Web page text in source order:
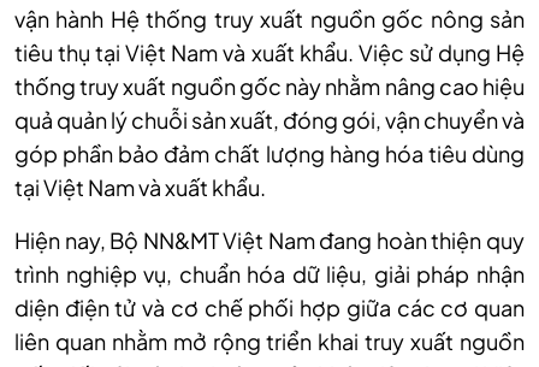
vận hành Hệ thống truy xuất nguồn gốc nông sản
tiêu thụ tại Việt Nam và xuất khẩu. Việc sử dụng Hệ
thống truy xuất nguồn gốc này nhằm nâng cao hiệu
quả quản lý chuỗi sản xuất, đóng gói, vận chuyển và
góp phần bảo đảm chất lượng hàng hóa tiêu dùng
tại Việt Nam và xuất khẩu.
Hiện nay, Bộ NN&MT Việt Nam đang hoàn thiện quy
trình nghiệp vụ, chuẩn hóa dữ liệu, giải pháp nhận
diện điện tử và cơ chế phối hợp giữa các cơ quan
liên quan nhằm mở rộng triển khai truy xuất nguồn